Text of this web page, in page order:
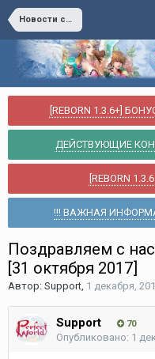
Новости сервера ThePW
[REBORN 1.3.6+]
ДЕЙСТВУЮЩИЕ
[REBORN
!!! ВАЖНАЯ
Поздравляем с
[31 октября 2017]
Автор: Support, 1 декабря,
Support 70
Опубликовано: 1